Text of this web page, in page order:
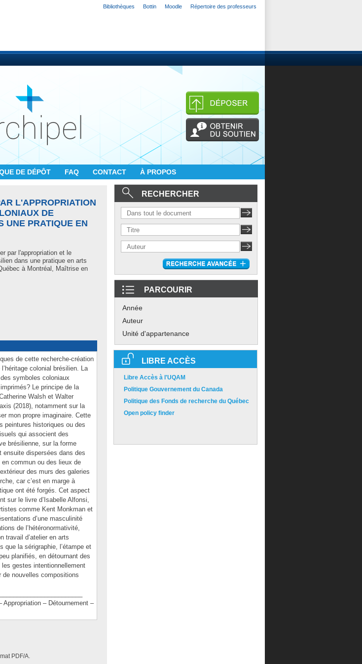
Bibliothèques Bottin Moodle Répertoire des professeurs
DE DÉPÔT FAQ CONTACT À PROPOS
L'APPROPRIATION
DE
UNE PRATIQUE EN
par l'appropriation et le
dans une pratique en arts
à Montréal, Maîtrise en
de cette recherche-création
colonial brésilien. La
symboles coloniaux
Le principe de la
Walsh et Walter
(2018), notamment sur la
mon propre imaginaire. Cette
peintures historiques ou des
qui associent des
brésilienne, sur la forme
ensuite dispersées dans des
commun ou des lieux de
des murs des galeries
car c’est en marge à
ont été forgés. Cet aspect
sur le livre d’Isabelle Alfonsi,
comme Kent Monkman et
d’une masculinité
de l’hétéronormativité,
travail d’atelier en arts
que la sérigraphie, l’étampe et
planifiés, en détournant des
gestes intentionnellement
de nouvelles compositions
Appropriation – Détournement –
PDF/A.
RECHERCHER
PARCOURIR
Année
Auteur
Unité d'appartenance
LIBRE ACCÈS
Libre Accès à l'UQAM
Politique Gouvernement du Canada
Politique des Fonds de recherche du Québec
Open policy finder